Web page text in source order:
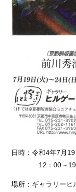
日時：令和4年7月
12：00～19：
場所：ギャラリーヒ